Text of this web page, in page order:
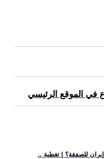
في الموقع الرئيسي
للصفقة؟ | تغطية